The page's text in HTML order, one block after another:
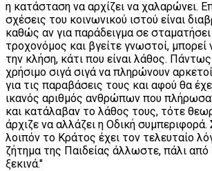
η κατάσταση να αρχίζει να χαλαρώνει.
σχέσεις του κοινωνικού ιστού είναι
καθώς αν για παράδειγμα σε
τροχονόμος και βγείτε γνωστοί, μπορεί
την κλήση, κάτι που είναι λάθος.
χρήσιμο σιγά σιγά να πληρώνουν
για τις παραβάσεις τους και αφού θα
ικανός αριθμός ανθρώπων που
και κατάλαβαν το λάθος τους, τότε
άρχιζε να αλλάζει η Οδική
λοιπόν το Κράτος έχει τον τελευταίο
ζήτημα της Παιδείας άλλωστε, πάλι
ξεκινά."